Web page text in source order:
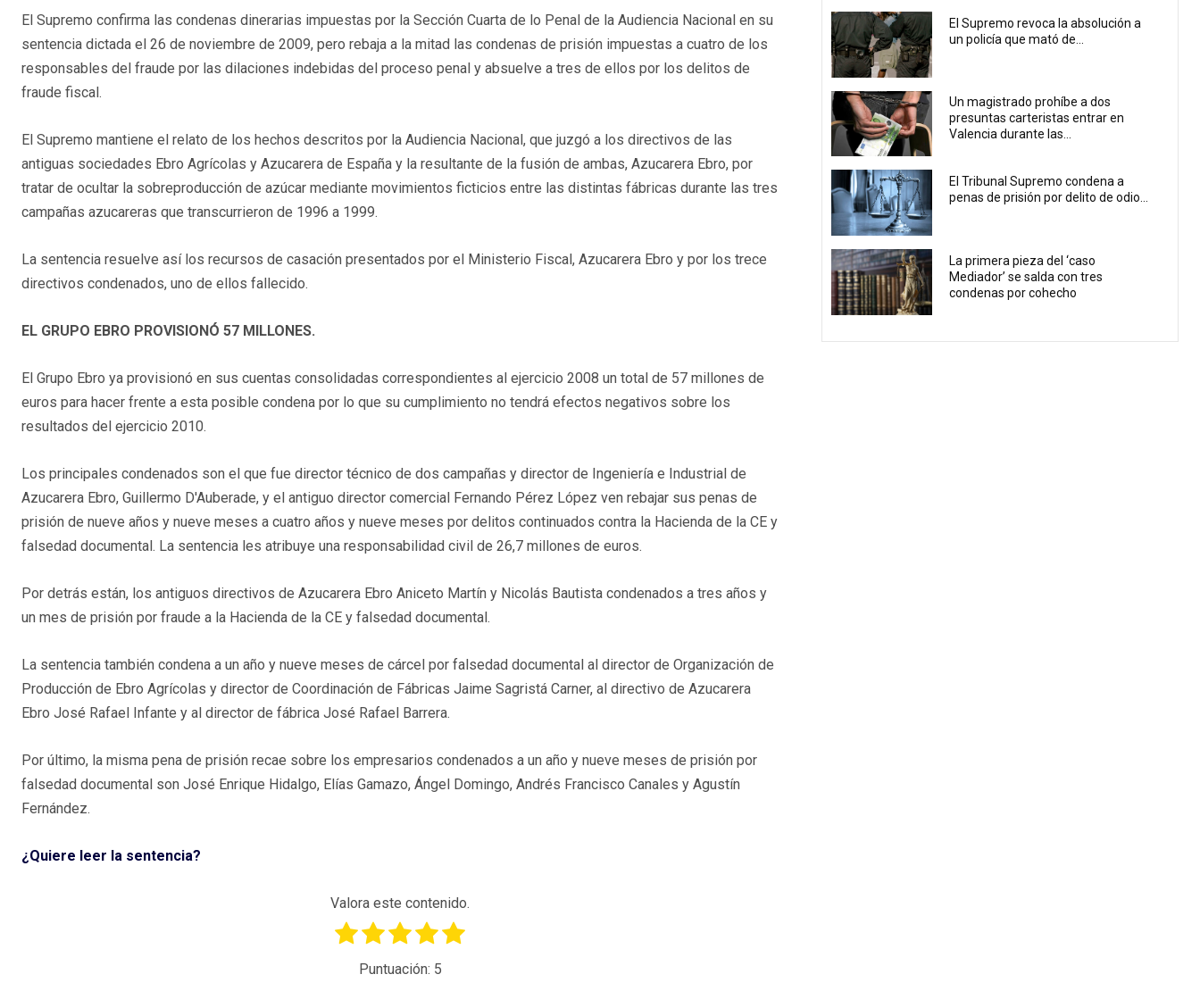
El Supremo confirma las condenas dinerarias impuestas por la Sección Cuarta de lo Penal de la Audiencia Nacional en su
sentencia dictada el 26 de noviembre de 2009, pero rebaja a la mitad las condenas de prisión impuestas a cuatro de los
responsables del fraude por las dilaciones indebidas del proceso penal y absuelve a tres de ellos por los delitos de
fraude fiscal.
El Supremo mantiene el relato de los hechos descritos por la Audiencia Nacional, que juzgó a los directivos de las
antiguas sociedades Ebro Agrícolas y Azucarera de España y la resultante de la fusión de ambas, Azucarera Ebro, por
tratar de ocultar la sobreproducción de azúcar mediante movimientos ficticios entre las distintas fábricas durante las tres
campañas azucareras que transcurrieron de 1996 a 1999.
La sentencia resuelve así los recursos de casación presentados por el Ministerio Fiscal, Azucarera Ebro y por los trece
directivos condenados, uno de ellos fallecido.
EL GRUPO EBRO PROVISIONÓ 57 MILLONES.
El Grupo Ebro ya provisionó en sus cuentas consolidadas correspondientes al ejercicio 2008 un total de 57 millones de
euros para hacer frente a esta posible condena por lo que su cumplimiento no tendrá efectos negativos sobre los
resultados del ejercicio 2010.
Los principales condenados son el que fue director técnico de dos campañas y director de Ingeniería e Industrial de
Azucarera Ebro, Guillermo D'Auberade, y el antiguo director comercial Fernando Pérez López ven rebajar sus penas de
prisión de nueve años y nueve meses a cuatro años y nueve meses por delitos continuados contra la Hacienda de la CE y
falsedad documental. La sentencia les atribuye una responsabilidad civil de 26,7 millones de euros.
Por detrás están, los antiguos directivos de Azucarera Ebro Aniceto Martín y Nicolás Bautista condenados a tres años y
un mes de prisión por fraude a la Hacienda de la CE y falsedad documental.
La sentencia también condena a un año y nueve meses de cárcel por falsedad documental al director de Organización de
Producción de Ebro Agrícolas y director de Coordinación de Fábricas Jaime Sagristá Carner, al directivo de Azucarera
Ebro José Rafael Infante y al director de fábrica José Rafael Barrera.
Por último, la misma pena de prisión recae sobre los empresarios condenados a un año y nueve meses de prisión por
falsedad documental son José Enrique Hidalgo, Elías Gamazo, Ángel Domingo, Andrés Francisco Canales y Agustín
Fernández.
¿Quiere leer la sentencia?
Valora este contenido.
Puntuación: 5
El Supremo revoca la absolución a
un policía que mató de...
Un magistrado prohíbe a dos
presuntas carteristas entrar en
Valencia durante las...
El Tribunal Supremo condena a
penas de prisión por delito de odio...
La primera pieza del ‘caso
Mediador’ se salda con tres
condenas por cohecho